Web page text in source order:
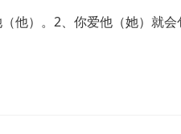
他）。2、你爱他（她）就会